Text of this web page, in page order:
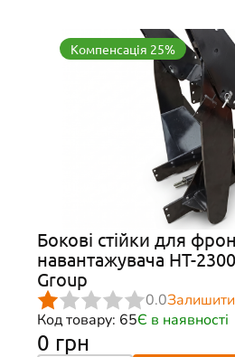
Компенсація 25%
Бокові стійки для
навантажувача НТ-
Group
0.0Залишити
Код товару: 65Є в наявності
0 грн